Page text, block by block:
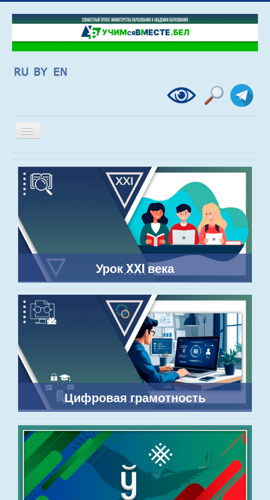
Включить/
выключить
Урок XXI века
Цифровая грамотность